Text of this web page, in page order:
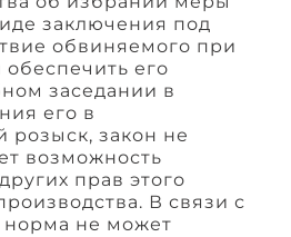
заключения под
обвиняемого при
его
заседании в
его в
закон не
возможность
прав этого
В связи с
норма не может